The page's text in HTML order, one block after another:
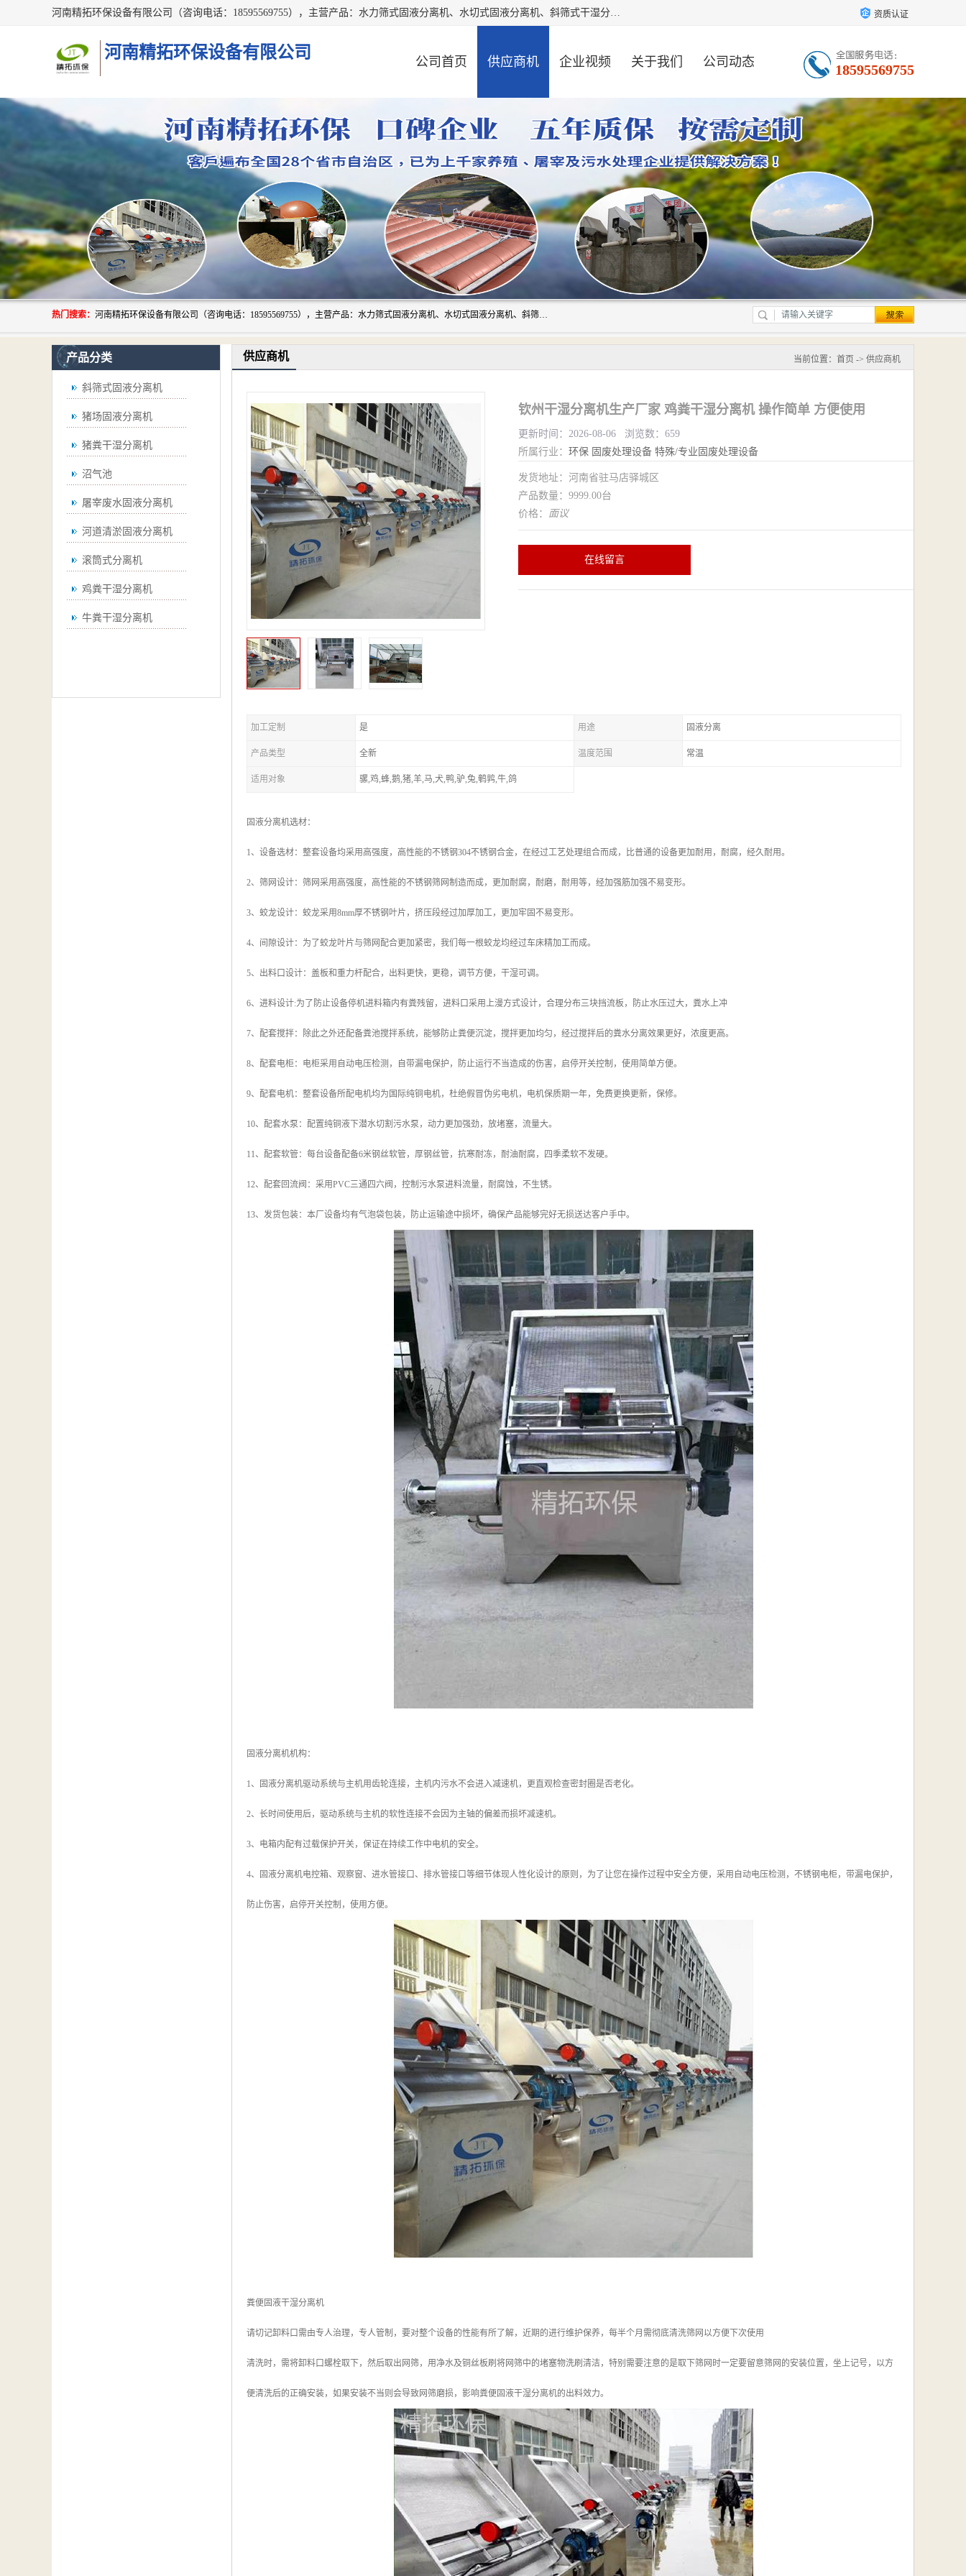
河南精拓环保设备有限公司（咨询电话：18595569755），主营产品：水力筛式固液分离机、水切式固液分离机、斜筛式干湿分离机、养猪场固液分离机、斜筛式固液分离机、屠宰场固液分离机、猪场干湿分离机等。公司从事固液分离设备及配套沼气池的研发、设计、销售与施工，并提供污水处理整体解决方案。 资质认证
河南精拓环保设备有限公司 公司首页 供应商机 企业视频 关于我们 公司动态 18595569755
热门搜索： 河南精拓环保设备有限公司（咨询电话：18595569755），主营产品：水力筛式固液分离机、水切式固液分离机、斜筛式干湿分离机、养猪场固液分离机、斜筛式固液分离机、屠宰场固液分离机、猪场干湿分离机等。公司从事固液分离设备及配套沼气池的研发、设计、销售与施工，并提供污水处理整体解决方案。
产品分类
斜筛式固液分离机
猪场固液分离机
猪粪干湿分离机
沼气池
屠宰废水固液分离机
河道清淤固液分离机
滚筒式分离机
鸡粪干湿分离机
牛粪干湿分离机
供应商机 当前位置： 首页 -> 供应商机
钦州干湿分离机生产厂家 鸡粪干湿分离机 操作简单 方便使用
更新时间：2026-08-06 浏览数：659
所属行业： 环保 固废处理设备 特殊/专业固废处理设备
发货地址：河南省驻马店驿城区
产品数量：9999.00台
价格： 面议
在线留言
加工定制 是 用途 固液分离
产品类型 全新 温度范围 常温
适用对象 骡,鸡,蜂,鹅,猪,羊,马,犬,鸭,驴,兔,鹌鹑,牛,鸽
固液分离机选材：
1、设备选材：整套设备均采用高强度，高性能的不锈钢304不锈钢合金，在经过工艺处理组合而成，比普通的设备更加耐用，耐腐，经久耐用。
2、筛网设计：筛网采用高强度，高性能的不锈钢筛网制造而成，更加耐腐，耐磨，耐用等，经加强筋加强不易变形。
3、蛟龙设计：蛟龙采用8mm厚不锈钢叶片，挤压段经过加厚加工，更加牢固不易变形。
4、间隙设计：为了蛟龙叶片与筛网配合更加紧密，我们每一根蛟龙均经过车床精加工而成。
5、出料口设计：盖板和重力杆配合，出料更快，更稳，调节方便，干湿可调。
6、进料设计:为了防止设备停机进料箱内有粪残留，进料口采用上漫方式设计，合理分布三块挡流板，防止水压过大，粪水上冲
7、配套搅拌：除此之外还配备粪池搅拌系统，能够防止粪便沉淀，搅拌更加均匀，经过搅拌后的粪水分离效果更好，浓度更高。
8、配套电柜：电柜采用自动电压检测，自带漏电保护，防止运行不当造成的伤害，启停开关控制，使用简单方便。
9、配套电机：整套设备所配电机均为国际纯铜电机，杜绝假冒伪劣电机，电机保质期一年，免费更换更新，保修。
10、配套水泵：配置纯铜液下潜水切割污水泵，动力更加强劲，放堵塞，流量大。
11、配套软管：每台设备配备6米钢丝软管，厚钢丝管，抗寒耐冻，耐油耐腐，四季柔软不发硬。
12、配套回流阀：采用PVC三通四六阀，控制污水泵进料流量，耐腐蚀，不生锈。
13、发货包装：本厂设备均有气泡袋包装，防止运输途中损坏，确保产品能够完好无损送达客户手中。
固液分离机机构：
1、固液分离机驱动系统与主机用齿轮连接，主机内污水不会进入减速机，更直观检查密封圈是否老化。
2、长时间使用后，驱动系统与主机的软性连接不会因为主轴的偏差而损坏减速机。
3、电箱内配有过载保护开关，保证在持续工作中电机的安全。
4、固液分离机电控箱、观察窗、进水管接口、排水管接口等细节体现人性化设计的原则，为了让您在操作过程中安全方便，采用自动电压检测，不锈钢电柜，带漏电保护，
防止伤害，启停开关控制，使用方便。
粪便固液干湿分离机
请切记卸料口需由专人治理，专人管制，要对整个设备的性能有所了解，近期的进行维护保养，每半个月需彻底清洗筛网以方便下次使用
清洗时，需将卸料口螺栓取下，然后取出网筛，用净水及铜丝板刷将网筛中的堵塞物洗刷清洁，特别需要注意的是取下筛网时一定要留意筛网的安装位置，坐上记号，以方
便清洗后的正确安装，如果安装不当则会导致网筛磨损，影响粪便固液干湿分离机的出料效力。